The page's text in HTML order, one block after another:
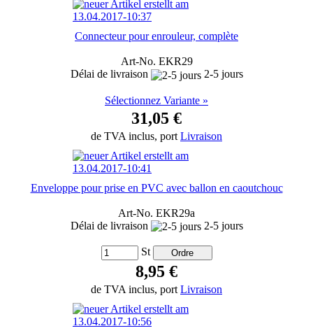
Connecteur pour enrouleur, complète
Art-No. EKR29
Délai de livraison
2-5 jours
Sélectionnez Variante »
31,05 €
de TVA inclus, port Livraison
Enveloppe pour prise en PVC avec ballon en caoutchouc
Art-No. EKR29a
Délai de livraison
2-5 jours
St
8,95 €
de TVA inclus, port Livraison